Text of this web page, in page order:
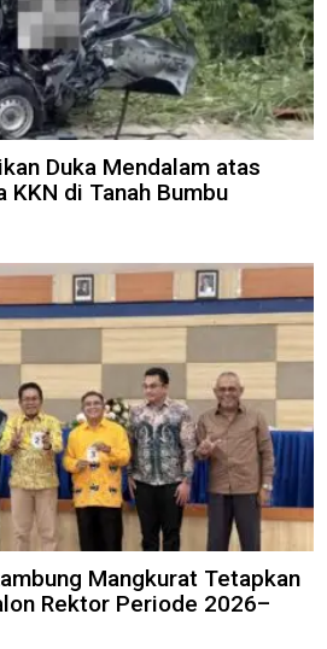
Duka Mendalam atas
KKN di Tanah Bumbu
Mangkurat Tetapkan
Rektor Periode 2026–